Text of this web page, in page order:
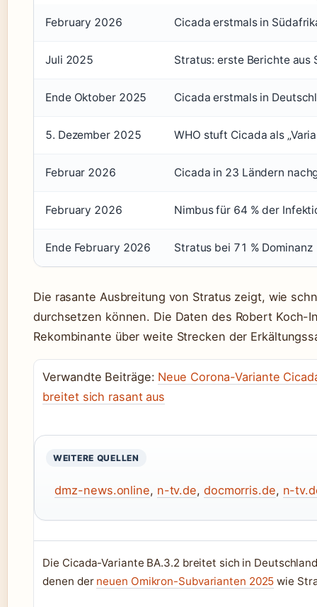
February 2026 Cicada erstmals in
Juli 2025 Stratus: erste Berichte aus
Ende Oktober 2025 Cicada erstmals in
5. Dezember 2025 WHO stuft Cicada als
Februar 2026 Cicada in 23 Ländern
February 2026 Nimbus für 64 % der
Ende February 2026 Stratus bei 71 % Dominanz
Die rasante Ausbreitung von Stratus zeigt, wie
durchsetzen können. Die Daten des Robert Koch-
Rekombinante über weite Strecken der
Verwandte Beiträge: Neue Corona-Variante
breitet sich rasant aus
WEITERE QUELLEN
dmz-news.online, n-tv.de, docmorris.de, n-
Die Cicada-Variante BA.3.2 breitet sich in
denen der neuen Omikron-Subvarianten 2025 wie